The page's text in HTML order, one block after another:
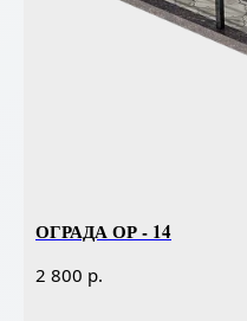
ОГРАДА ОР - 14
2 800 р.